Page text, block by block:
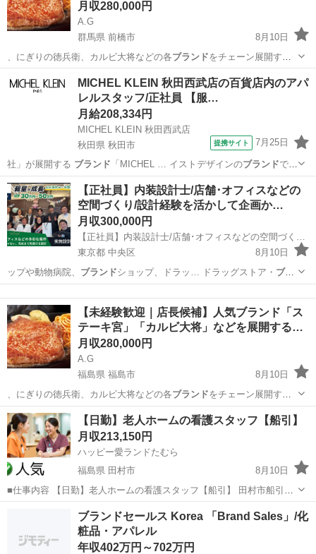
月収280,000円
A.G
群馬県 前橋市
8月10日
、にぎりの徳兵衛、カルビ大将などの各ブランドをチェーン展開する
当社にて、店舗マネ…
MICHEL KLEIN 秋田西武店の百貨店内のアパ
レルスタッフ/正社員 【服…
月給208,334円
MICHEL KLEIN 秋田西武店
秋田県 秋田市
提携サイト 7月25日
社」が展開する ブランド 「MICHEL … イストデザインのブランドで一
緒に働 きま…
秋田 秋田市 ファッション
【正社員】内装設計士/店舗･オフィスなどの
空間づくり/設計経験を活かして企画か…
月収300,000円
【正社員】内装設計士/店舗･オフィスなどの空間づくり/設計経験を活かして企画から完成まで携われる/施工部門との連携体制あり 株式会社リーフ
東京都 中央区
8月10日
ップや動物病院、 ブランドショップ、ドラッ… ドラッグストア・ ブラ
ンドショップ・オフィ…
【未経験歓迎｜店長候補】人気ブランド「ス
テーキ宮」「カルビ大将」などを展開する…
月収280,000円
A.G
福島県 福島市
8月10日
、にぎりの徳兵衛、カルビ大将などの各ブランドをチェーン展開する
当社にて、店舗マネ…
福島 福島市 飲食
【日勤】老人ホームの看護スタッフ【船引】
月収213,150円
ハッピー愛ランドたむら
福島県 田村市
8月10日
■仕事内容 【日勤】老人ホームの看護スタッフ【船引】 田村市船引町
にある特別養護老人ホームハッピー愛ランドたむらにおいて、ご入居
者様またはご利用者様に対する、健康管理やお薬の管理をはじめ、感
染症の予防、医療的ケアを中...
看護師
ブランドセールス Korea 「Brand Sales」/化
粧品・アパレル
年収402万円～702万円